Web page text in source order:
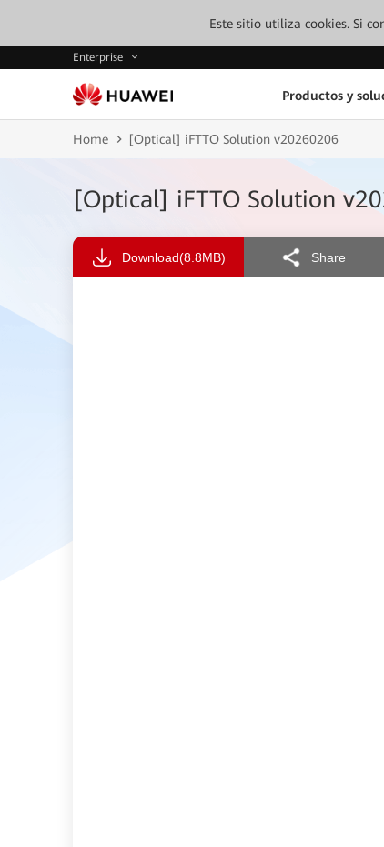
Este sitio utiliza cookies. Si
Enterprise
Productos y
Home [Optical] iFTTO Solution v20260206
[Optical] iFTTO Solution
Download(8.8MB) Share